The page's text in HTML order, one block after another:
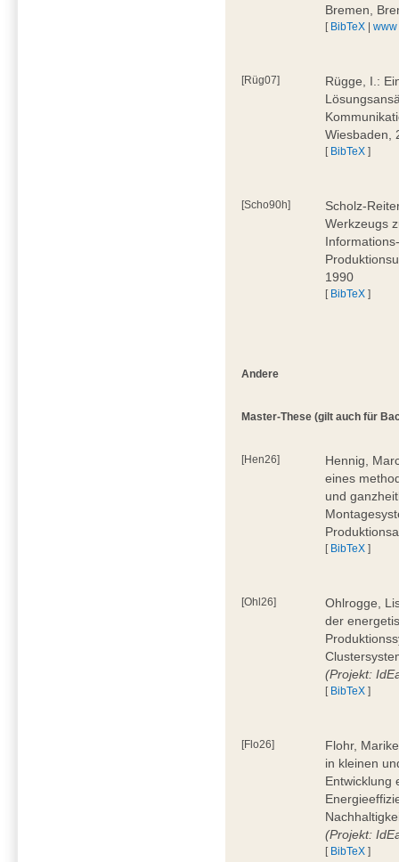
Bremen,
[ BibTeX |www
[Rüg07]
Rügge, I.:
Wiesbaden,
[ BibTeX ]
[Scho90h]
Scholz-
Werkzeugs
1990
[ BibTeX ]
Andere
Master-These (gilt auch für
[Hen26]
Hennig,
eines
und
[ BibTeX ]
[Ohl26]
Ohlrogge,
der
(Projekt:
[ BibTeX ]
[Flo26]
Flohr,
in kleinen
Entwicklung
(Projekt:
[ BibTeX ]